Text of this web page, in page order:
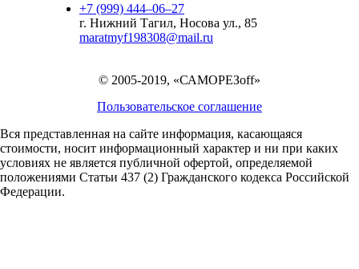
+7 (999) 444‒06‒27
г. Нижний Тагил, Носова ул., 85
maratmyf198308@mail.ru
© 2005-2019, «САМОРЕЗoff»
Пользовательское соглашение
Вся представленная на сайте информация, касающаяся
стоимости, носит информационный характер и ни при каких
условиях не является публичной офертой, определяемой
положениями Статьи 437 (2) Гражданского кодекса Российской
Федерации.